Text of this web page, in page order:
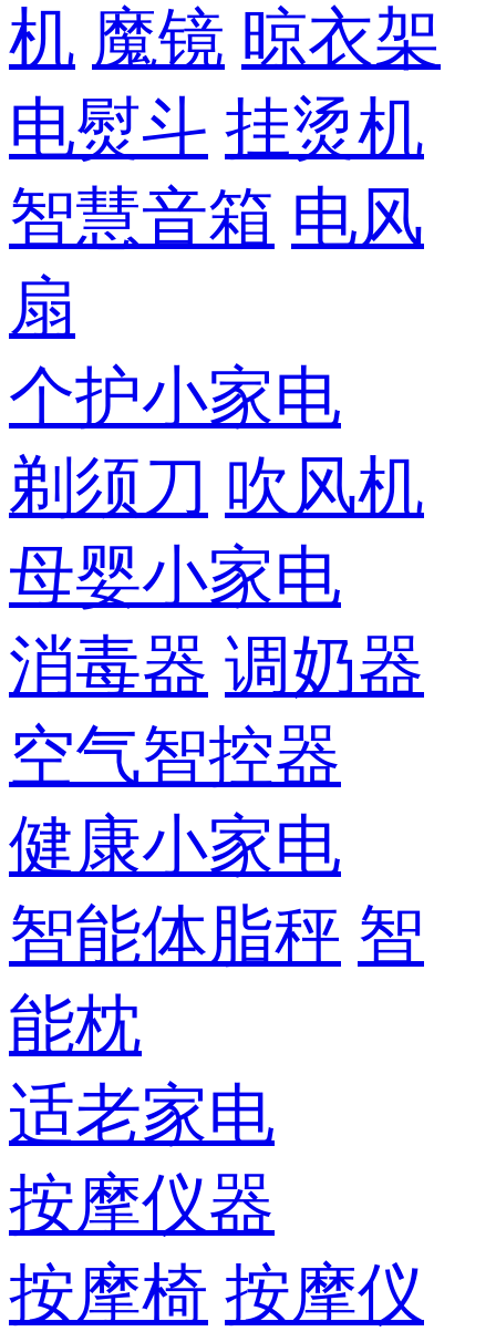
机 魔镜 晾衣架
电熨斗 挂烫机
智慧音箱 电风
扇
个护小家电
剃须刀 吹风机
母婴小家电
消毒器 调奶器
空气智控器
健康小家电
智能体脂秤 智
能枕
适老家电
按摩仪器
按摩椅 按摩仪